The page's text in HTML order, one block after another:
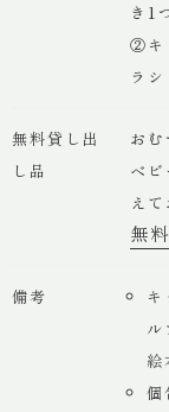
き1
②キ
ラ
無料貸し出
し品
お
ベ
えて
無
備考
ル
絵
個